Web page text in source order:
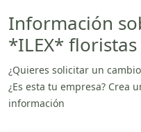
Información
*ILEX* floristas
¿Quieres solicitar un
¿Es esta tu empresa? Crea
información